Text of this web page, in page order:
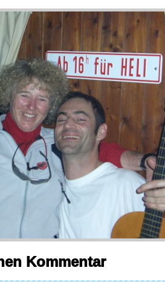
Kommentar